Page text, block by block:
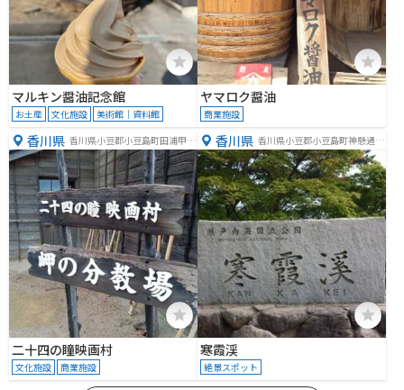
マルキン醤油記念館
お土産 文化施設 美術館｜資料館
ヤマロク醤油
商業施設
香川県 香川県小豆郡小豆島町田浦甲９
３１
二十四の瞳映画村
文化施設 商業施設
香川県 香川県小豆郡小豆島町神懸通乙
１６８
寒霞渓
絶景スポット